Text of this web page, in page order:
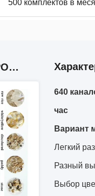
500 комплектов в
РОДСТВЕННЫЕ ПРОДУКТЫ
640
час
Вариант
Легкий
Разный
Выбор